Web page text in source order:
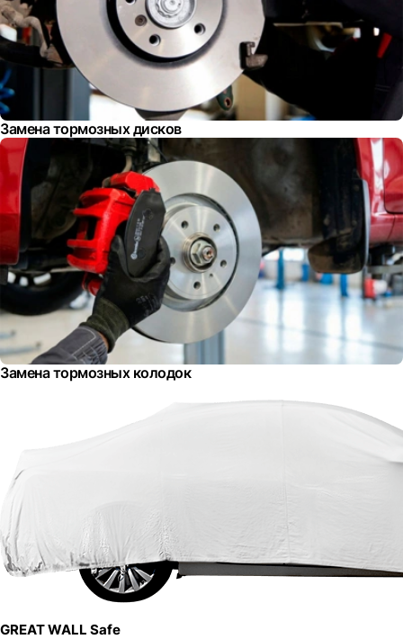
Замена тормозных дисков
Замена тормозных колодок
GREAT WALL Safe